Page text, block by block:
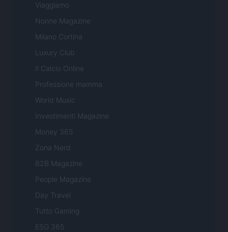
Viaggiamo
Nonne Magazine
Milano Cortina
Luxury Club
Il Calcio Online
Professione mamma
World Music
Investimenti Magazine
Money 365
Zona Nerd
B2B Magazine
People Magazine
Day Travel
Tutto Gaming
ESG 365